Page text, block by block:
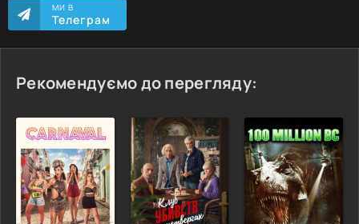
МИ В
Телеграм
Рекомендуємо до перегляду: